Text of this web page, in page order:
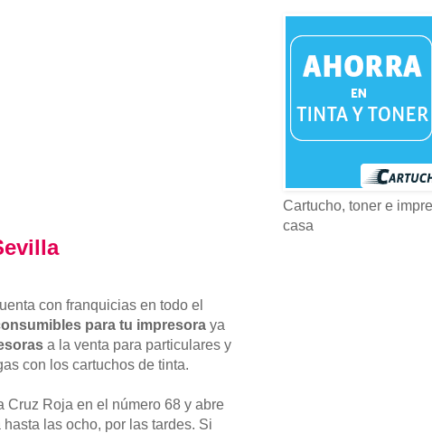
con franquicias en todo el
para tu impresora ya
a la venta para particulares y
con los cartuchos de tinta.
Cruz Roja en el número 68 y abre
las ocho, por las tardes. Si
Cartucho, toner e
casa